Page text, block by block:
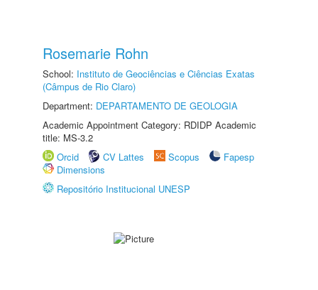
Rosemarie Rohn
School: Instituto de Geociências e Ciências Exatas
(Câmpus de Rio Claro)
Department: DEPARTAMENTO DE GEOLOGIA
Academic Appointment Category: RDIDP Academic
title: MS-3.2
Orcid
CV Lattes Scopus
Fapesp
Dimensions
Repositório Institucional UNESP